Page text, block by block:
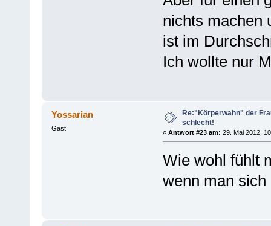
nichts machen
ist im
Ich wollte nur
Yossarian
Gast
Re:"Körperwahn" der
schlecht!
« Antwort #23 am: 29. Mai 2012,
Wie wohl fühlt
wenn man